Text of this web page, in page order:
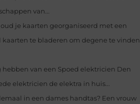
van...
je kaarten georganiseerd met een
te bladeren om degene te vinden
hebben van een Spoed elektricien Den
elektricien de elektra in huis...
in een dames handtas? Een vrouw